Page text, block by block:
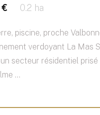
€ 0.2 ha
piscine, proche
verdoyant La Mas
secteur résidentiel
...